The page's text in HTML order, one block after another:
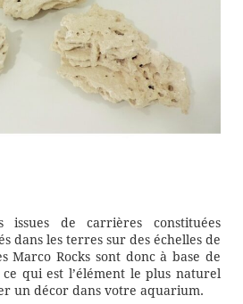
de carrières constituées
dans les terres sur des échelles de
Marco Rocks sont donc à base de
qui est l’élément le plus naturel
un décor dans votre aquarium.